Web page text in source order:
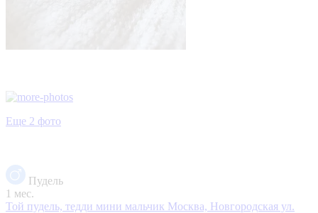
Еще 2 фото
Пудель
1 мес.
Той пудель, тедди мини мальчик Москва, Новгородская ул.